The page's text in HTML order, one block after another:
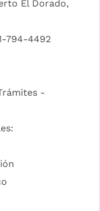
El Dorado,
794-4492
-